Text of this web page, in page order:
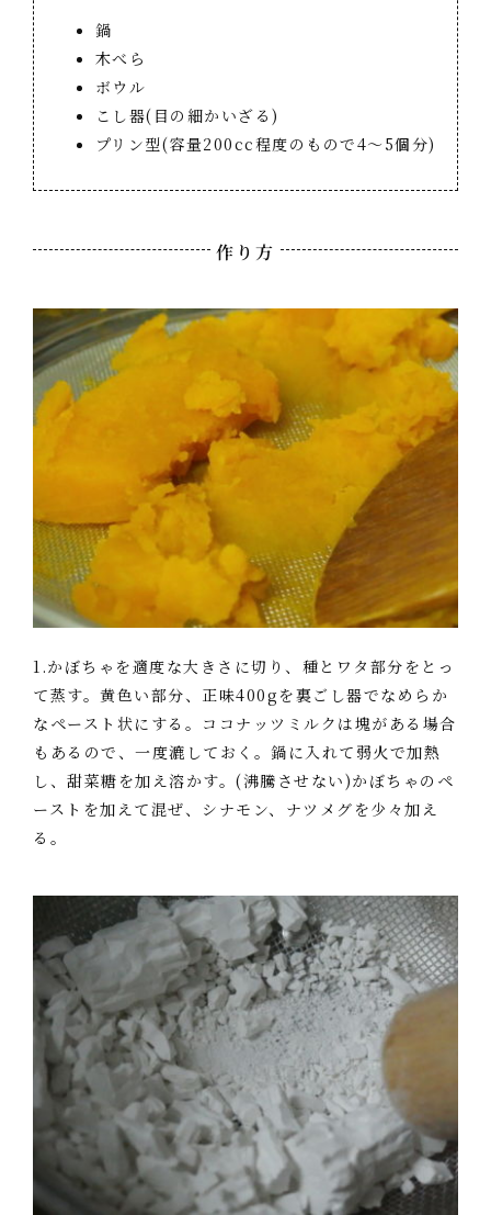
鍋
木べら
ボウル
こし器(目の細かいざる)
プリン型(容量200cc程度のもので4～5個分)
作り方
1.かぼちゃを適度な大きさに切り、種とワタ部分をとっ
て蒸す。黄色い部分、正味400gを裏ごし器でなめらか
なペースト状にする。ココナッツミルクは塊がある場合
もあるので、一度漉しておく。鍋に入れて弱火で加熱
し、甜菜糖を加え溶かす。(沸騰させない)かぼちゃのペ
ーストを加えて混ぜ、シナモン、ナツメグを少々加え
る。